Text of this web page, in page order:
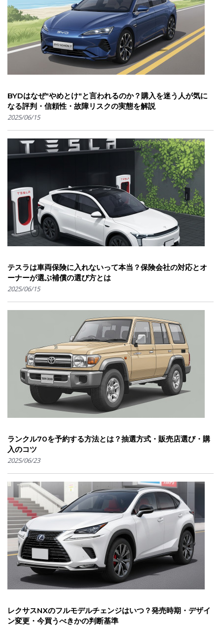
BYDはなぜ"やめとけ"と言われるのか？購入を迷う人が気に
なる評判・信頼性・故障リスクの実態を解説
2025/06/15
テスラは車両保険に入れないって本当？保険会社の対応とオ
ーナーが選ぶ補償の選び方とは
2025/06/15
ランクル70を予約する方法とは？抽選方式・販売店選び・購
入のコツ
2025/06/23
レクサスNXのフルモデルチェンジはいつ？発売時期・デザイ
ン変更・今買うべきかの判断基準